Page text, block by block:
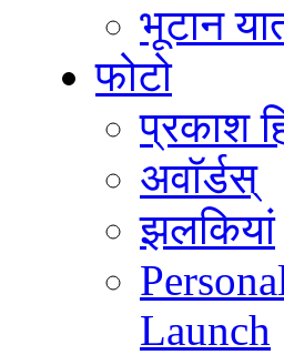
भूटान
फोटो
प्रकाश
अवॉर्डस्
झलकियां
Launch